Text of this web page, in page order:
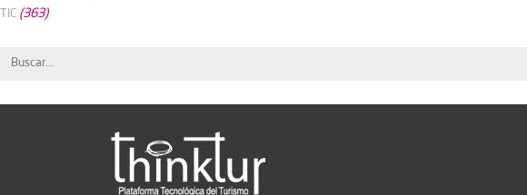
TIC (363)